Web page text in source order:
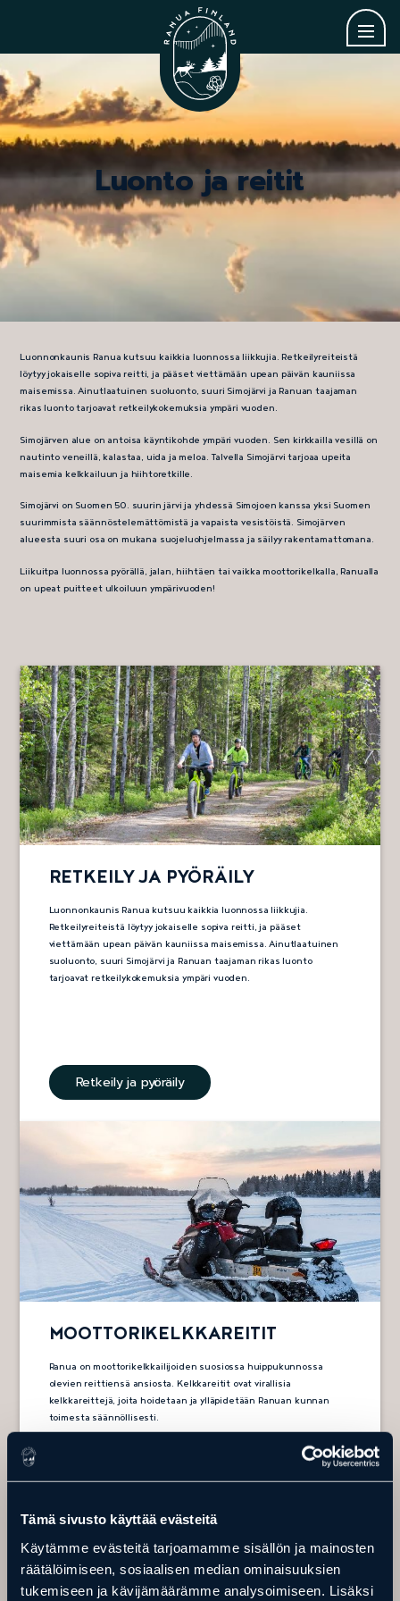
Tämä sivusto käyttää evästeitä
Käytämme evästeitä tarjoamamme sisällön ja mainosten
räätälöimiseen, sosiaalisen median ominaisuuksien
tukemiseen ja kävijämäärämme analysoimiseen. Lisäksi
Luonto ja reitit
Luonnonkaunis Ranua kutsuu kaikkia luonnossa liikkujia. Retkeilyreiteistä
löytyy jokaiselle sopiva reitti, ja pääset viettämään upean päivän kauniissa
maisemissa. Ainutlaatuinen suoluonto, suuri Simojärvi ja Ranuan taajaman
rikas luonto tarjoavat retkeilykokemuksia ympäri vuoden.
Simojärven alue on antoisa käyntikohde ympäri vuoden. Sen kirkkailla vesillä on
nautinto veneillä, kalastaa, uida ja meloa. Talvella Simojärvi tarjoaa upeita
maisemia kelkkailuun ja hiihtoretkille.
Simojärvi on Suomen 50. suurin järvi ja yhdessä Simojoen kanssa yksi Suomen
suurimmista säännöstelemättömistä ja vapaista vesistöistä. Simojärven
alueesta suuri osa on mukana suojeluohjelmassa ja säilyy rakentamattomana.
Liikuitpa luonnossa pyörällä, jalan, hiihtäen tai vaikka moottorikelkalla, Ranualla
on upeat puitteet ulkoiluun ympärivuoden!
RETKEILY JA PYÖRÄILY
Luonnonkaunis Ranua kutsuu kaikkia luonnossa liikkujia.
Retkeilyreiteistä löytyy jokaiselle sopiva reitti, ja pääset
viettämään upean päivän kauniissa maisemissa. Ainutlaatuinen
suoluonto, suuri Simojärvi ja Ranuan taajaman rikas luonto
tarjoavat retkeilykokemuksia ympäri vuoden.
Retkeily ja pyöräily
MOOTTORIKELKKAREITIT
Ranua on moottorikelkkailijoiden suosiossa huippukunnossa
olevien reittiensä ansiosta. Kelkkareitit ovat virallisia
kelkkareittejä, joita hoidetaan ja ylläpidetään Ranuan kunnan
toimesta säännöllisesti.
Kelkkareitit